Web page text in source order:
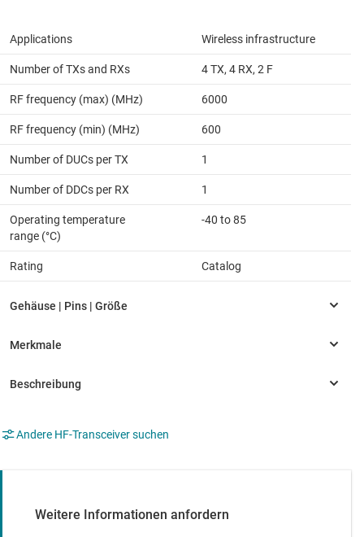
Applications Wireless infrastructure
Number of TXs and RXs 4 TX, 4 RX, 2 F
RF frequency (max) (MHz) 6000
RF frequency (min) (MHz) 600
Number of DUCs per TX 1
Number of DDCs per RX 1
Operating temperature
range (°C)
-40 to 85
Rating Catalog
Andere HF-Transceiver suchen
Weitere Informationen anfordern